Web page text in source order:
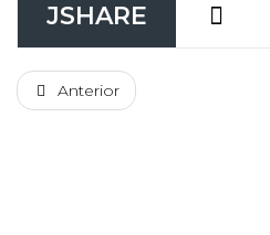
JSHARE
Anterior